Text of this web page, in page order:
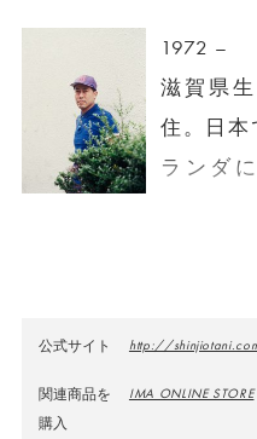
1972 –
滋賀県
住。日本
ランダ
科卒業
て、
公式サイト http://
関連商品を
購入
IMA ONLINE STORE